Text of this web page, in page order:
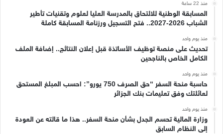
منذ 22 ساعة
المسابقة الوطنية للالتحاق بالمدرسة العليا لعلوم وتقنيات تأطير
الشباب 2026-2027.. فتح التسجيل ورزنامة المسابقة كاملة
منذ يوم واحد
تحديث على منصة توظيف الأساتذة قبل إعلان النتائج.. إضافة الملف
الكامل الخاص بالناجحين
منذ يوم واحد
حاسبة منحة السفر “حق الصرف 750 يورو”: احسب المبلغ المستحق
لعائلتك وفق تعليمات بنك الجزائر
منذ يوم واحد
وزارة المالية تحسم الجدل بشأن منحة السفر.. هذا ما قالته عن العودة
إلى النظام السابق